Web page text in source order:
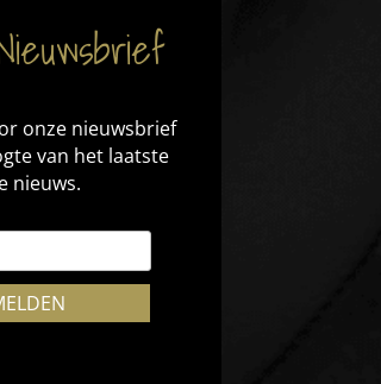
onze nieuwsbrief
van het laatste
nieuws.